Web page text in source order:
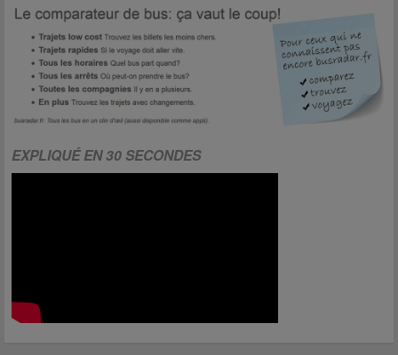
EXPLIQUÉ EN 30 SECONDES